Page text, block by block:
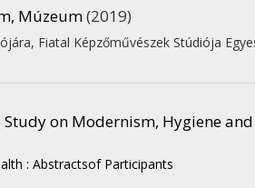
Múzeum(2019)
, Fiatal Képzőművészek Stúdiója
Study on Modernism, Hygiene
: Abstractsof Participants